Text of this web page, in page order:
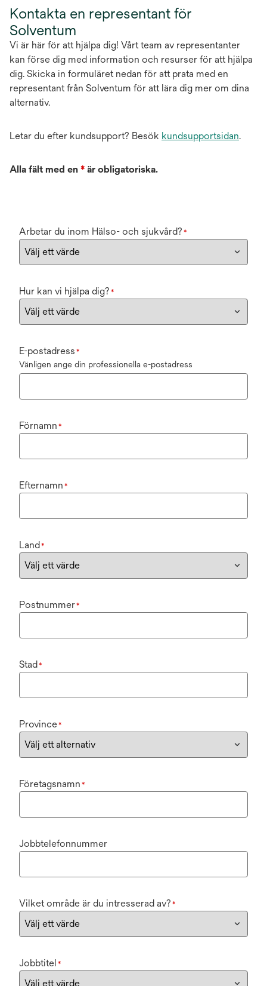
Kontakta en representant för
Solventum
Vi är här för att hjälpa dig! Vårt team av representanter
kan förse dig med information och resurser för att hjälpa
dig. Skicka in formuläret nedan för att prata med en
representant från Solventum för att lära dig mer om dina
alternativ.
Letar du efter kundsupport? Besök kundsupportsidan.
Alla fält med en * är obligatoriska.
Arbetar du inom Hälso- och sjukvård? *
Hur kan vi hjälpa dig? *
E-postadress *
Vänligen ange din professionella e-postadress
Förnamn *
Efternamn *
Land*
Postnummer*
Stad*
Province*
Företagsnamn *
Jobbtelefonnummer
Vilket område är du intresserad av? *
Jobbtitel *